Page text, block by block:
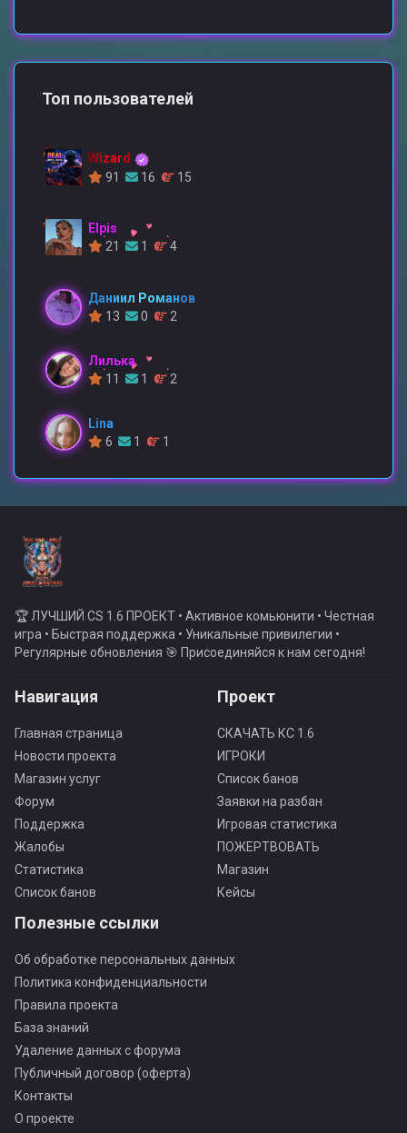
Топ пользователей
Wizard
91
16 15
Elpis
21
1 4
Даниил Романов
13
0 2
Лилька
11
1 2
Lina
6
1 1
🏆 ЛУЧШИЙ CS 1.6 ПРОЕКТ • Активное комьюнити • Честная
игра • Быстрая поддержка • Уникальные привилегии •
Регулярные обновления 🎯 Присоединяйся к нам сегодня!
Навигация
Главная страница
Новости проекта
Магазин услуг
Форум
Поддержка
Жалобы
Статистика
Список банов
Проект
СКАЧАТЬ КС 1.6
ИГРОКИ
Список банов
Заявки на разбан
Игровая статистика
ПОЖЕРТВОВАТЬ
Магазин
Кейсы
Полезные ссылки
Об обработке персональных данных
Политика конфиденциальности
Правила проекта
База знаний
Удаление данных с форума
Публичный договор (оферта)
Контакты
О проекте